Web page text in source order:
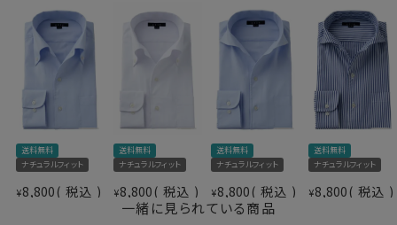
の特徴です。
●形態安定でお手入れが非常に楽
着用時も洗濯後もシワになりにくい。
洗濯後もほぼノーアイロン。
わ性に優れた生地です。
（形態安定性＝W＆W性4級前後）
仕様表
素材
ポリエステル100％
ドライ加工（吸湿速乾素材
＝COOLMAX®ファブリック）
形態安定
送料無料
ナチュラルフィット
¥8,800 税込
送料無料
ナチュラルフィット
¥8,800 税込
送料無料
ナチュラルフィット
¥8,800 税込
送料無料
ナチュラルフィット
¥8,800 税込
一緒に見られている商品